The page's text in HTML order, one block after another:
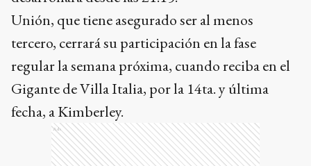
Unión, que tiene asegurado ser al menos
tercero, cerrará su participación en la fase
regular la semana próxima, cuando reciba en el
Gigante de Villa Italia, por la 14ta. y última
fecha, a Kimberley.
Ads